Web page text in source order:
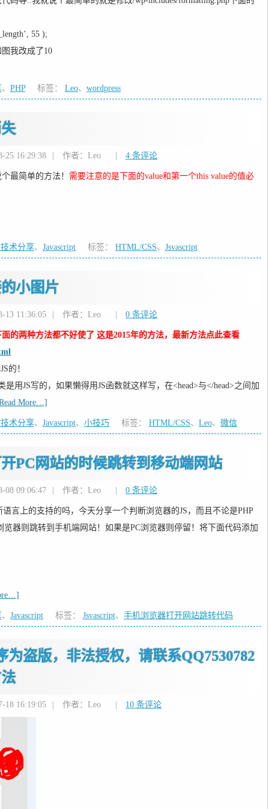
55 );
我改成了10
、 PHP标签： Leo、 wordpress
25 16:29:38 作者：Leo 4 条评论
最简单的方法！ 需要注意的是下面的value和第一个this value的值必
术分享、 Javascript 标签： HTML/CSS、 Jsvascript
小图片
13 11:36:05 作者：Leo 0 条评论
的两种方法都不好使了 这是2015年的方法，最新方法点此查看
的！
用JS写的，如果懒得用JS函数就这样写，在<head>与</head>之间加
More…]
术分享、 Javascript、 小技巧 标签： HTML/CSS、 Leo、 微信
PC网站的时候跳转到移动端网站
08 09:06:47 作者：Leo 0 条评论
言上的支持的吗，今天分享一个判断浏览器的JS，而且不论是PHP
览器则跳转到手机端网站！如果是PC浏览器则停留！将下面代码添加
、 Javascript 标签： Jsvascript、 手机浏览器打开网站跳转代码
为盗版，非法授权，请联系QQ7530782
18 16:19:05 作者：Leo 10 条评论